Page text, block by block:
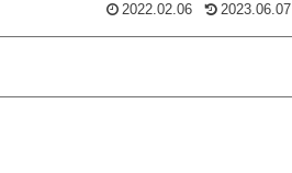
2022.02.06 2023.06.07